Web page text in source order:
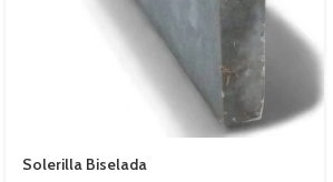
Solerilla Biselada